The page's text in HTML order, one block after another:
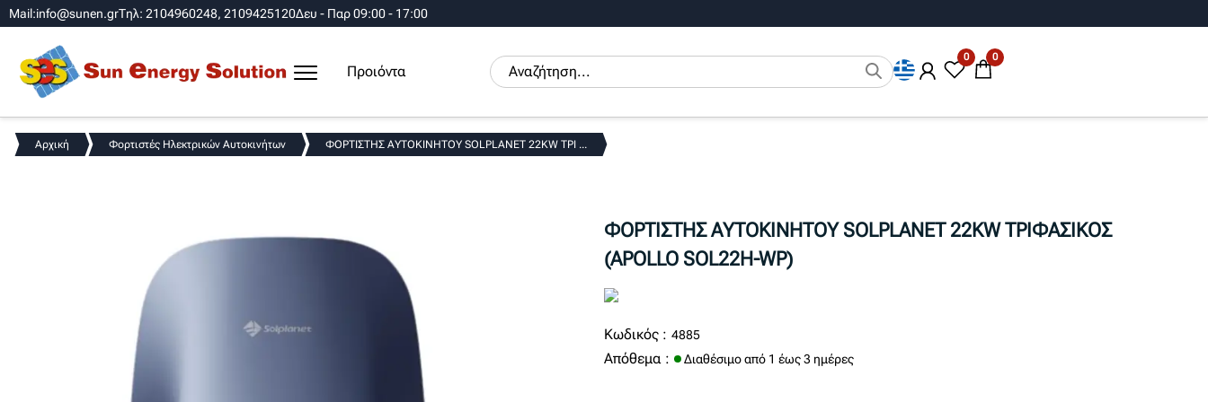
Mail:info@sunen.grΤηλ: 2104960248, 2109425120Δευ - Παρ 09:00 - 17:00
Προιόντα
0 0
Αρχική Φορτιστές Ηλεκτρικών Αυτοκινήτων ΦΟΡΤΙΣΤΗΣ ΑΥΤΟΚΙΝΗΤΟΥ SOLPLANET 22KW ΤΡΙ ...
ΦΟΡΤΙΣΤΗΣ ΑΥΤΟΚΙΝΗΤΟΥ SOLPLANET 22KW ΤΡΙΦΑΣΙΚΟΣ
(APOLLO SOL22H-WP)
Κωδικός : 4885
Απόθεμα : Διαθέσιμο από 1 έως 3 ημέρες